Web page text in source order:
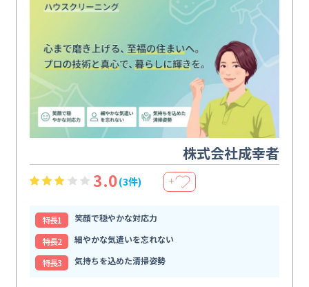
株式会社成幸者
3.0(3件) ＋
特⻑1
笑顔で穏やかな対応力
特⻑2
細やかな気遣いを忘れない
特⻑3
気持ちを込めた清掃姿勢